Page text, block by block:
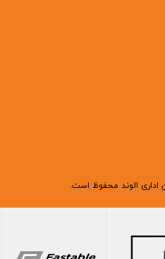
اداری الوند محفوظ است.